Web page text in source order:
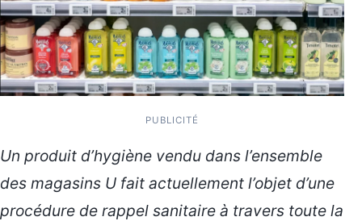
PUBLICITÉ
Un produit d’hygiène vendu dans l’ensemble
des magasins U fait actuellement l’objet d’une
procédure de rappel sanitaire à travers toute la